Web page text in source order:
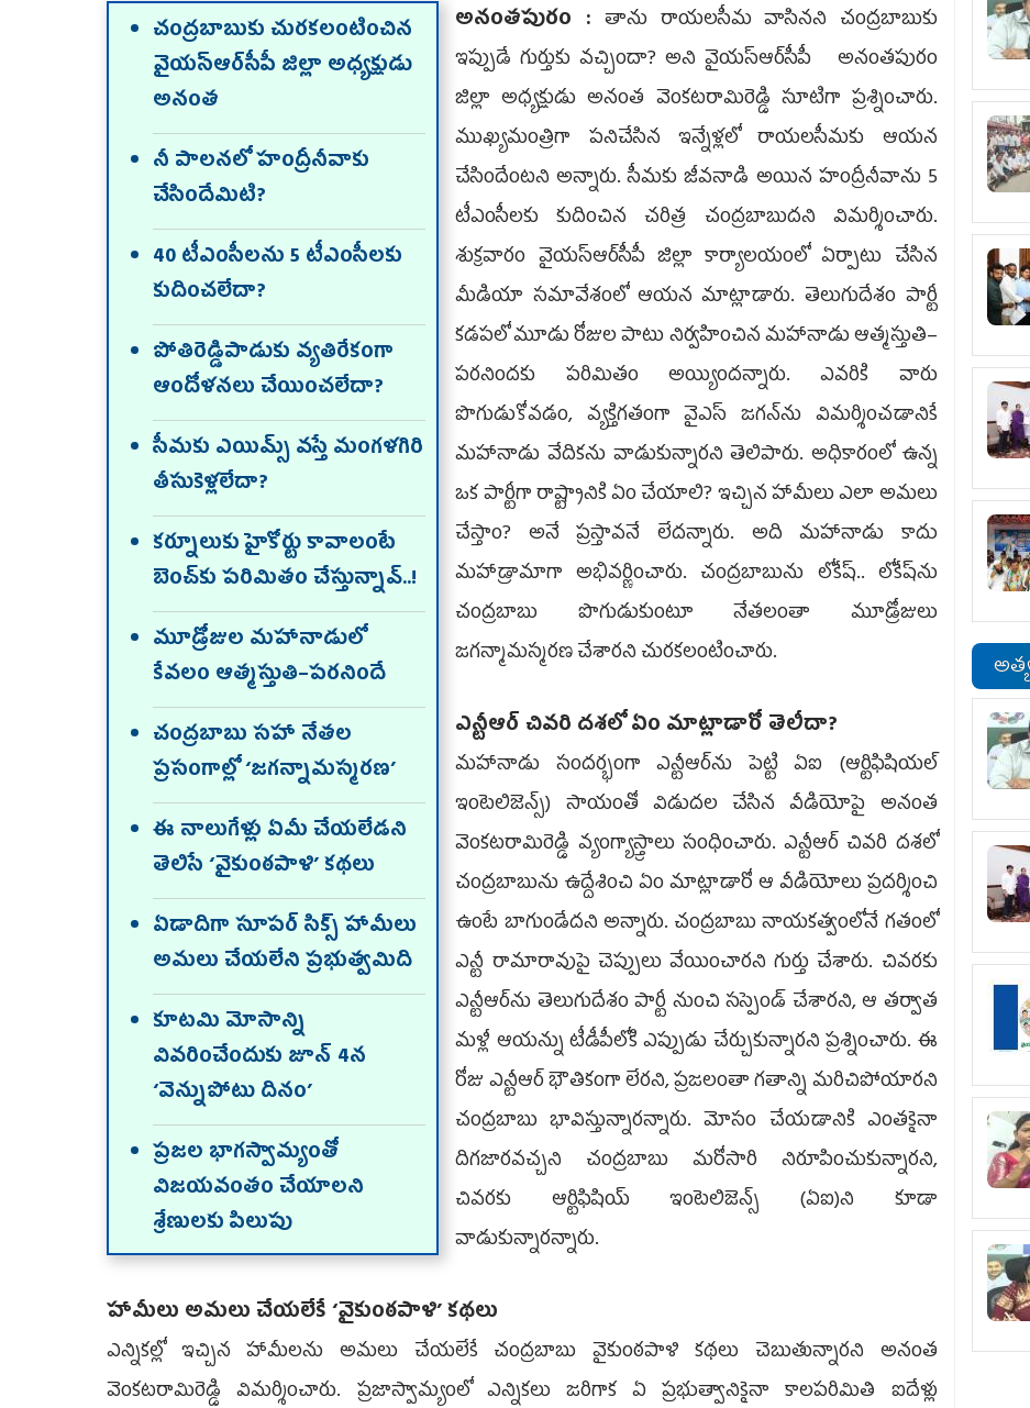
చంద్రబాబుకు చురకలంటించిన
వైయ‌స్ఆర్‌సీపీ జిల్లా అధ్యక్షుడు
అనంత
నీ పాలనలో హంద్రీనీవాకు
చేసిందేమిటి?
40 టీఎంసీలను 5 టీఎంసీలకు
కుదించలేదా?
పోతిరెడ్డిపాడుకు వ్యతిరేకంగా
ఆందోళనలు చేయించలేదా?
సీమకు ఎయిమ్స్‌ వస్తే మంగళగిరి
తీసుకెళ్లలేదా?
కర్నూలుకు హైకోర్టు కావాలంటే
బెంచ్‌కు పరిమితం చేస్తున్నావ్‌..!
మూడ్రోజుల మహానాడులో
కేవలం ఆత్మస్తుతి–పరనిందే
చంద్రబాబు సహా నేతల
ప్రసంగాల్లో ‘జగన్నామస్మరణ’
ఈ నాలుగేళ్లు ఏమీ చేయలేడని
తెలిసే ‘వైకుంఠపాళి’ కథలు
ఏడాదిగా సూపర్‌ సిక్స్‌ హామీలు
అమలు చేయలేని ప్రభుత్వమిది
కూటమి మోసాన్ని
వివరించేందుకు జూన్‌ 4న
‘వెన్నుపోటు దినం’
ప్రజల భాగస్వామ్యంతో
విజయవంతం చేయాలని
శ్రేణులకు పిలుపు
అనంతపురం :తాను రాయలసీమ వాసినని చంద్రబాబుకు
ఇప్పుడే గుర్తుకు వచ్చిందా? అని వైయ‌స్ఆర్‌సీపీ అనంతపురం
జిల్లా అధ్యక్షుడు అనంత వెంకటరామిరెడ్డి సూటిగా ప్రశ్నించారు.
ముఖ్యమంత్రిగా పనిచేసిన ఇన్నేళ్లలో రాయలసీమకు ఆయన
చేసిందేంటని అన్నారు. సీమకు జీవనాడి అయిన హంద్రీనీవాను 5
టీఎంసీలకు కుదించిన చరిత్ర చంద్రబాబుదని విమర్శించారు.
శుక్రవారం వైయ‌స్ఆర్‌సీపీ జిల్లా కార్యాలయంలో ఏర్పాటు చేసిన
మీడియా సమావేశంలో ఆయన మాట్లాడారు. తెలుగుదేశం పార్టీ
కడపలో మూడు రోజుల పాటు నిర్వహించిన మహానాడు ఆత్మస్తుతి–
పరనిందకు పరిమితం అయ్యిందన్నారు. ఎవరికి వారు
పొగుడుకోవడం, వ్యక్తిగతంగా వైఎస్‌ జగన్‌ను విమర్శించడానికే
మహానాడు వేదికను వాడుకున్నారని తెలిపారు. అధికారంలో ఉన్న
ఒక పార్టీగా రాష్ట్రానికి ఏం చేయాలి? ఇచ్చిన హామీలు ఎలా అమలు
చేస్తాం? అనే ప్రస్తావనే లేదన్నారు. అది మహానాడు కాదు
మహాడ్రామాగా అభివర్ణించారు. చంద్రబాబును లోకేష్‌.. లోకేష్‌ను
చంద్రబాబు పొగుడుకుంటూ నేతలంతా మూడ్రోజులు
జగన్మామస్మరణ చేశారని చురకలంటించారు.
ఎన్టీఆర్‌ చివరి దశలో ఏం మాట్లాడారో తెలీదా?
మహానాడు సందర్భంగా ఎన్టీఆర్‌ను పెట్టి ఏఐ (ఆర్టిఫిషియల్‌
ఇంటెలిజెన్స్‌) సాయంతో విడుదల చేసిన వీడియోపై అనంత
వెంకటరామిరెడ్డి వ్యంగ్యాస్త్రాలు సంధించారు. ఎన్టీఆర్‌ చివరి దశలో
చంద్రబాబును ఉద్దేశించి ఏం మాట్లాడారో ఆ వీడియోలు ప్రదర్శించి
ఉంటే బాగుండేదని అన్నారు. చంద్రబాబు నాయకత్వంలోనే గతంలో
ఎన్టీ రామారావుపై చెప్పులు వేయించారని గుర్తు చేశారు. చివరకు
ఎన్టీఆర్‌ను తెలుగుదేశం పార్టీ నుంచి సస్పెండ్‌ చేశారని, ఆ తర్వాత
మళ్లీ ఆయన్ను టీడీపీలోకి ఎప్పుడు చేర్చుకున్నారని ప్రశ్నించారు. ఈ
రోజు ఎన్టీఆర్‌ భౌతికంగా లేరని, ప్రజలంతా గతాన్ని మరిచిపోయారని
చంద్రబాబు భావిస్తున్నారన్నారు. మోసం చేయడానికి ఎంతకైనా
దిగజారవచ్చని చంద్రబాబు మరోసారి నిరూపించుకున్నారని,
చివరకు ఆర్టిఫిషియ్‌ ఇంటెలిజెన్స్‌ (ఏఐ)ని కూడా
వాడుకున్నారన్నారు.
హామీలు అమలు చేయలేకే ‘వైకుంఠపాళి’ కథలు
ఎన్నికల్లో ఇచ్చిన హామీలను అమలు చేయలేకే చంద్రబాబు వైకుంఠపాళి కథలు చెబుతున్నారని అనంత
వెంకటరామిరెడ్డి విమర్శించారు. ప్రజాస్వామ్యంలో ఎన్నికలు జరిగాక ఏ ప్రభుత్వానికైనా కాలపరిమితి ఐదేళ్లు